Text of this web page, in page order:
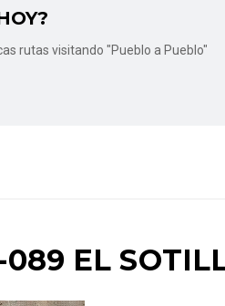
rutas visitando "Pueblo a Pueblo"
EL